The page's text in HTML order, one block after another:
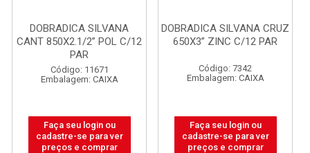
DOBRADICA SILVANA
CANT 850X2.1/2” POL C/12
PAR
Código: 11671
Embalagem: CAIXA
Faça seu login ou
cadastre-se para ver
preços e comprar
DOBRADICA SILVANA CRUZ
650X3” ZINC C/12 PAR
Código: 7342
Embalagem: CAIXA
Faça seu login ou
cadastre-se para ver
preços e comprar